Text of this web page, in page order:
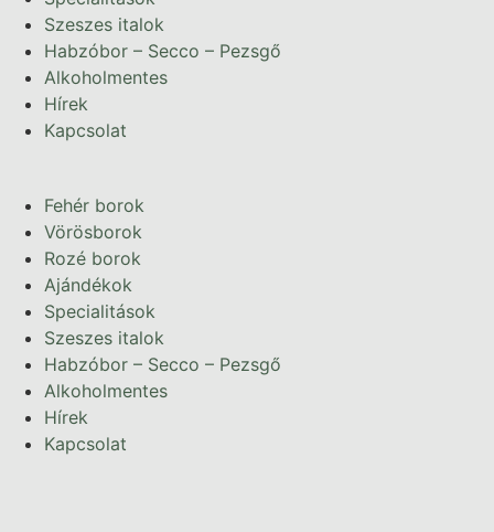
Szeszes italok
Habzóbor – Secco – Pezsgő
Alkoholmentes
Hírek
Kapcsolat
Fehér borok
Vörösborok
Rozé borok
Ajándékok
Specialitások
Szeszes italok
Habzóbor – Secco – Pezsgő
Alkoholmentes
Hírek
Kapcsolat